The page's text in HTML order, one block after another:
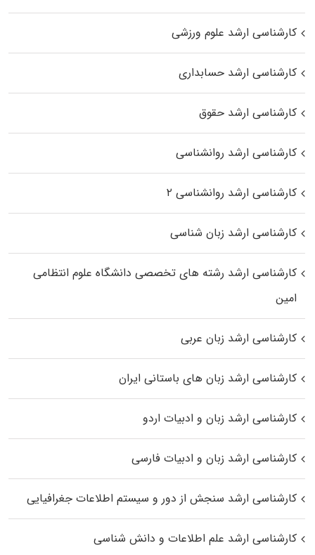
کارشناسی ارشد علوم ورزشی
کارشناسی ارشد حسابداری
کارشناسی ارشد حقوق
کارشناسی ارشد روانشناسی
کارشناسی ارشد روانشناسی ۲
کارشناسی ارشد زبان شناسی
کارشناسی ارشد رﺷﺘﻪ ﻫﺎی تخصصی داﻧﺸﮕﺎه ﻋﻠﻮم انتظامی
اﻣﻴﻦ
کارشناسی ارشد زبان عربی
کارشناسی ارشد زبان‌ های باستانی ایران
کارشناسی ارشد زبان و ادبیات اردو
کارشناسی ارشد زبان و ادبیات فارسی
کارشناسی ارشد سنجش از دور و سیستم اطلاعات جغرافیایی
کارشناسی ارشد علم اطلاعات و دانش شناسی